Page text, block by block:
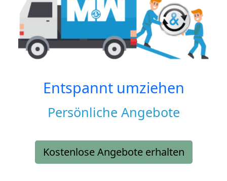
Entspannt umziehen
Persönliche Angebote
Kostenlose Angebote erhalten